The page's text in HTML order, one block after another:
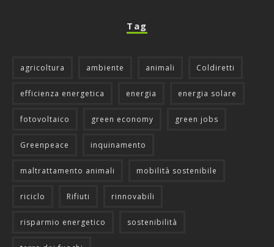
Tag
agricoltura ambiente animali Coldiretti
efficienza energetica energia energia solare
fotovoltaico green economy green jobs
Greenpeace inquinamento
maltrattamento animali mobilità sostenibile
riciclo Rifiuti rinnovabili
risparmio energetico sostenibilità